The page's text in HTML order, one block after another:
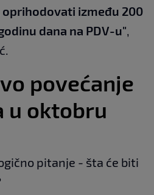
oprihodovati između 200
dana na PDV-u",
povećanje
u oktobru
pitanje - šta će biti